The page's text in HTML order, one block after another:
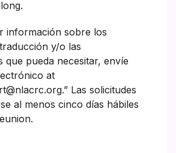
información sobre los
y/o las
que pueda necesitar, envíe
at
Las solicitudes
al menos cinco días hábiles